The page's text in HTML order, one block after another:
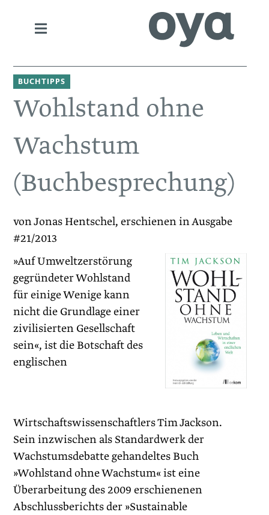
BUCHTIPPS
Wohlstand ohne
Wachstum
(Buchbesprechung)
von Jonas Hentschel, erschienen in Ausgabe
#21/2013
»Auf Umweltzerstörung
gegründeter Wohlstand
für einige Wenige kann
nicht die Grundlage einer
zivilisierten Gesellschaft
sein«, ist die Botschaft des
englischen
Wirtschaftswissenschaftlers Tim Jackson.
Sein inzwischen als Standardwerk der
Wachstumsdebatte gehandeltes Buch
»Wohlstand ohne Wachstum« ist eine
Überarbeitung des 2009 erschienenen
Abschlussberichts der »Sustainable